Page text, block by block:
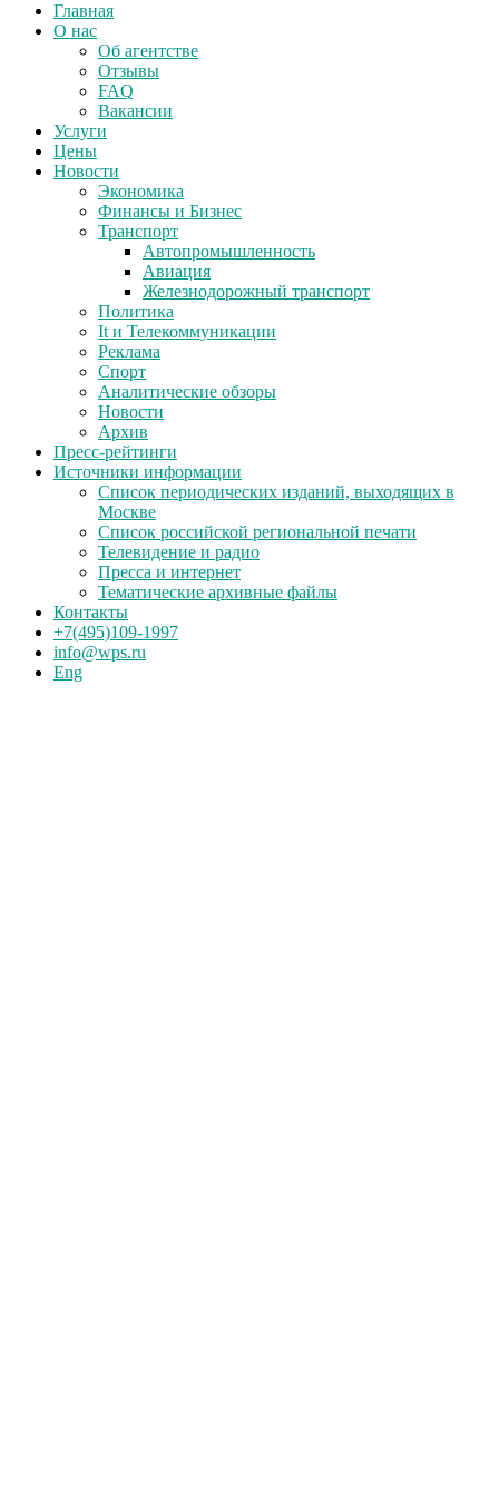
Главная
О нас
Об агентстве
Отзывы
FAQ
Вакансии
Услуги
Цены
Новости
Экономика
Финансы и Бизнес
Транспорт
Автопромышленность
Авиация
Железнодорожный транспорт
Политика
It и Телекоммуникации
Реклама
Спорт
Аналитические обзоры
Новости
Архив
Пресс-рейтинги
Источники информации
Список периодических изданий, выходящих в
Москве
Список российской региональной печати
Телевидение и радио
Пресса и интернет
Тематические архивные файлы
Контакты
+7(495)109-1997
info@wps.ru
Eng